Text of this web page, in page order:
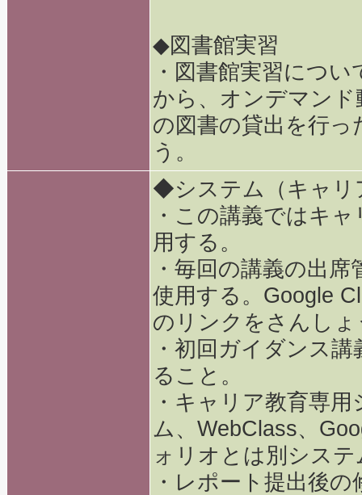
◆図書館実習
・図書館実習につ
から、オンデマン
の図書の貸出を行
う。
◆システム（キャリ
・この講義ではキ
用する。
・毎回の講義の出
使用する。Google
のリンクをさんし
・初回ガイダンス
ること。
・キャリア教育専
ム、WebClass、
ォリオとは別シス
・レポート提出後